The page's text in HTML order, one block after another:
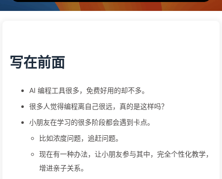
写在前面
AI 编程工具很多，免费好用的却不多。
很多人觉得编程离自己很远，真的是这样吗？
小朋友在学习的很多阶段都会遇到卡点。
比如浓度问题，追赶问题。
现在有一种办法，让小朋友参与其中，完全个性化教学，
增进亲子关系。